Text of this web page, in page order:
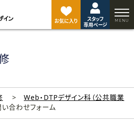
お気に入り
スタッフ
専用ページ
Web・DTPデザイン科（公共職業
い合わせフォーム